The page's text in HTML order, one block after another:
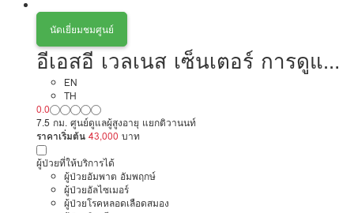
นัดเยี่ยมชมศูนย์
อีเอสอี เวลเนส เซ็นเตอร์ การดูแล
ผู้สูงอายุหรือผู้มีภาวะพึ่งพิง
EN
TH
0.0
7.5 กม. ศูนย์ดูแลผู้สูงอายุ แยกติวานนท์
ราคาเริ่มต้น 43,000 บาท
ผู้ป่วยที่ให้บริการได้
ผู้ป่วยอัมพาต อัมพฤกษ์
ผู้ป่วยอัลไซเมอร์
ผู้ป่วยโรคหลอดเลือดสมอง